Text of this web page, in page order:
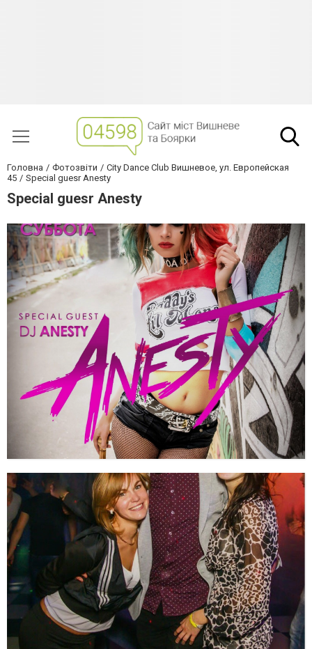
Головна Фотозвіти
City Dance Club Вишневое, ул. Европейская
45
Special guesr Anesty
Special guesr Anesty